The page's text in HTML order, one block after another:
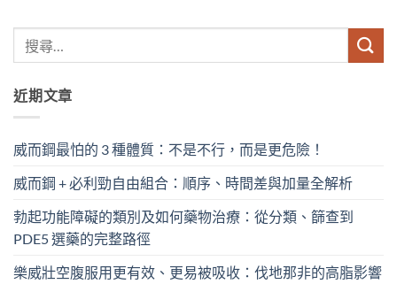
近期文章
威而鋼最怕的 3 種體質：不是不行，而是更危險！
威而鋼 + 必利勁自由組合：順序、時間差與加量全解析
勃起功能障礙的類別及如何藥物治療：從分類、篩查到
PDE5 選藥的完整路徑
樂威壯空腹服用更有效、更易被吸收：伐地那非的高脂影響